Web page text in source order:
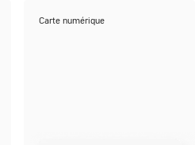
Carte numérique